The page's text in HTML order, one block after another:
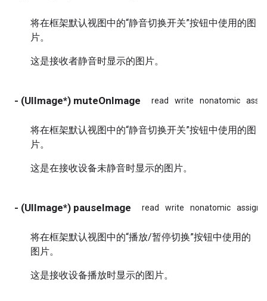
将在框架默认视图中的“静音切换开关”按钮中使用的图
片。
这是接收者静音时显示的图片。
- (UIImage*) muteOnImage read write nonatomic
将在框架默认视图中的“静音切换开关”按钮中使用的图
片。
这是在接收设备未静音时显示的图片。
- (UIImage*) pauseImage read write nonatomic assign
将在框架默认视图中的“播放/暂停切换”按钮中使用的
图片。
这是接收设备播放时显示的图片。